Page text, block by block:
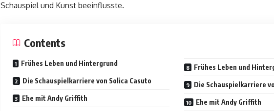
Schauspiel und Kunst beeinflusste.
Contents
Frühes Leben und Hintergrund
Die Schauspielkarriere von Solica Casuto
Ehe mit Andy Griffith
Frühes Leben und
Die Schauspielkarriere
Ehe mit Andy Griffith